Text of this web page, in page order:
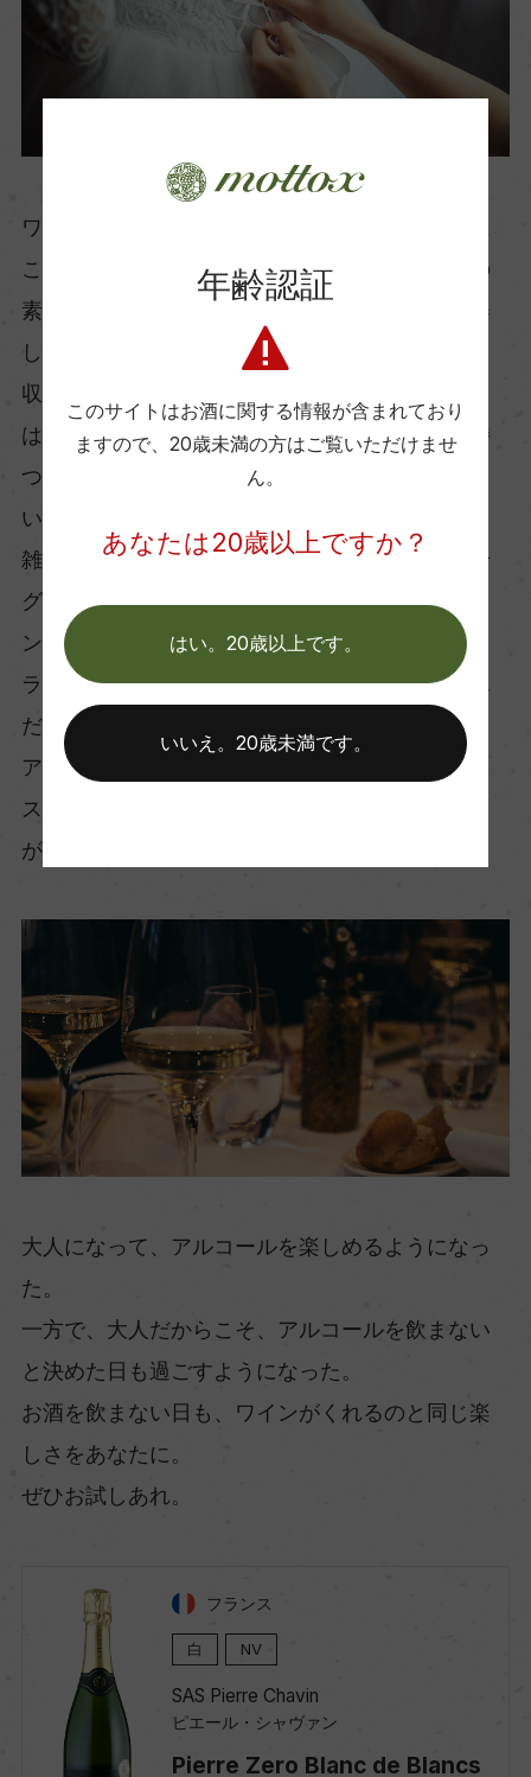
ワイン好きにとって嬉しいのは、ワインらしさに
こだわったこの「ピエール・ゼロ」が、ワインの
素晴らしい魅力の１つである「食事と合わせる楽
しみ」をも損なわずに堅持したことだ。
収穫にこだわり、醸造にこだわったこの飲み物
は、フランス産の若い辛口白ワインがしばしば持
つ、フレッシュで爽やかな酸をしっかりと持って
いる。
雑誌『ブルータス』の特集「日本一のお取り寄せ
グランプリ」でノンアルスパークリング編のグラ
ンプリを獲得した時は、この食事と相性の良いド
ライなテイストが、審査員のハートをぐっと掴ん
だ。
アルコールを除去した本物のワイン由来の、辛口
スパークリングワインらしい軽やかなドライさ
が、ピエール・ゼロの大きな魅力なのである。
大人になって、アルコールを楽しめるようになっ
た。
一方で、大人だからこそ、アルコールを飲まない
と決めた日も過ごすようになった。
お酒を飲まない日も、ワインがくれるのと同じ楽
しさをあなたに。
ぜひお試しあれ。
フランス
白 NV
SAS Pierre Chavin
ピエール・シャヴァン
Pierre Zero Blanc de Blancs
年齢認証
このサイトはお酒に関する情報が含まれており
ますので、 20歳未満の方はご覧いただけませ
ん。
あなたは20歳以上ですか？
はい。20歳以上です。
いいえ。20歳未満です。